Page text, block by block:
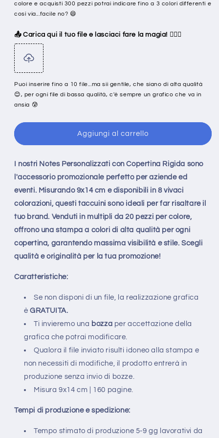
colore e acquisti 300 pezzi potrai indicare fino a 3 colori differenti e
così via...facile no? 😄
📤 Carica qui il tuo file e lasciaci fare la magia! 🧙‍♂️✨
Puoi inserire fino a 10 file...ma sii gentile, che siano di alta qualità
😊, per ogni file di bassa qualità, c'è sempre un grafico che va in
ansia 😰
Aggiungi al carrello
I nostri Notes Personalizzati con Copertina Rigida sono
l'accessorio promozionale perfetto per aziende ed
eventi. Misurando 9x14 cm e disponibili in 8 vivaci
colorazioni, questi taccuini sono ideali per far risaltare il
tuo brand. Venduti in multipli da 20 pezzi per colore,
offrono una stampa a colori di alta qualità per ogni
copertina, garantendo massima visibilità e stile. Scegli
qualità e originalità per la tua promozione!
Caratteristiche:
Se non disponi di un file, la realizzazione grafica
è GRATUITA.
Ti invieremo una bozza per accettazione della
grafica che potrai modificare.
Qualora il file inviato risulti idoneo alla stampa e
non necessiti di modifiche, il prodotto entrerà in
produzione senza invio di bozze.
Misura 9x14 cm | 160 pagine.
Tempi di produzione e spedizione:
Tempo stimato di produzione 5-9 gg lavorativi da